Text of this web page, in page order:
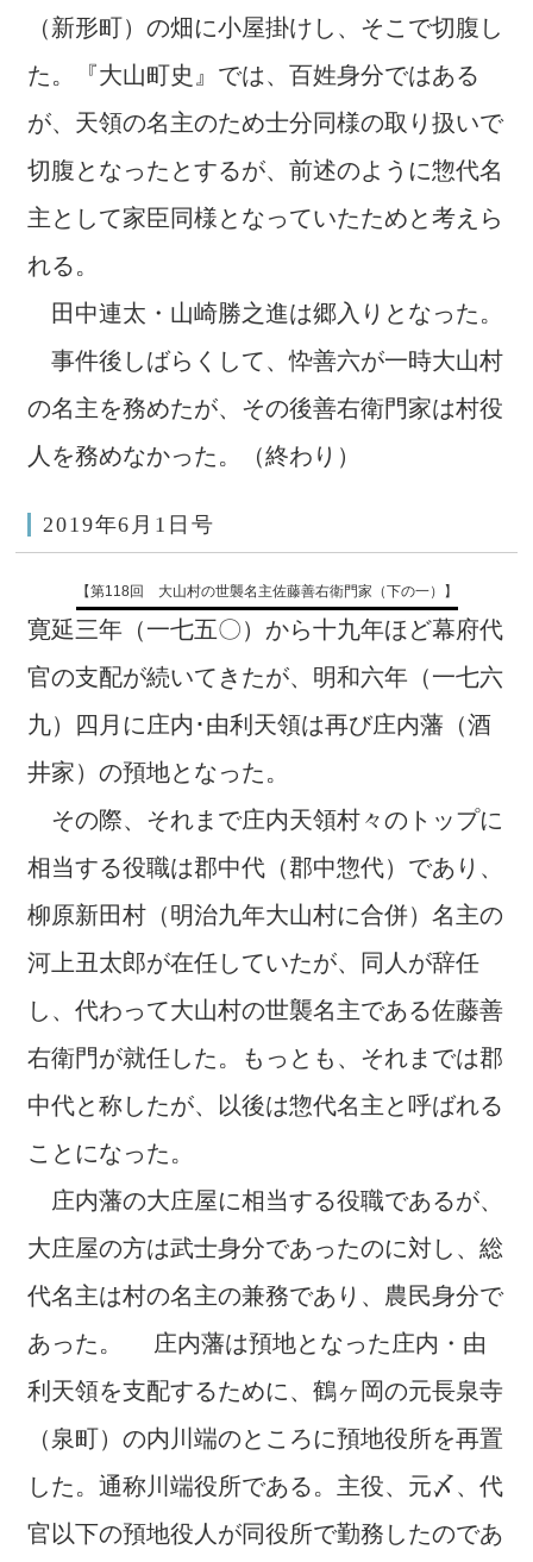
（新形町）の畑に小屋掛けし、そこで切腹し
た。『大山町史』では、百姓身分ではある
が、天領の名主のため士分同様の取り扱いで
切腹となったとするが、前述のように惣代名
主として家臣同様となっていたためと考えら
れる。
田中連太・山崎勝之進は郷入りとなった。
事件後しばらくして、忰善六が一時大山村
の名主を務めたが、その後善右衛門家は村役
人を務めなかった。（終わり）
2019年6月1日号
【第118回 大山村の世襲名主佐藤善右衛門家（下の一）】
寛延三年（一七五〇）から十九年ほど幕府代
官の支配が続いてきたが、明和六年（一七六
九）四月に庄内･由利天領は再び庄内藩（酒
井家）の預地となった。
その際、それまで庄内天領村々のトップに
相当する役職は郡中代（郡中惣代）であり、
柳原新田村（明治九年大山村に合併）名主の
河上丑太郎が在任していたが、同人が辞任
し、代わって大山村の世襲名主である佐藤善
右衛門が就任した。もっとも、それまでは郡
中代と称したが、以後は惣代名主と呼ばれる
ことになった。
庄内藩の大庄屋に相当する役職であるが、
大庄屋の方は武士身分であったのに対し、総
代名主は村の名主の兼務であり、農民身分で
あった。 庄内藩は預地となった庄内・由
利天領を支配するために、鶴ヶ岡の元長泉寺
（泉町）の内川端のところに預地役所を再置
した。通称川端役所である。主役、元〆、代
官以下の預地役人が同役所で勤務したのであ